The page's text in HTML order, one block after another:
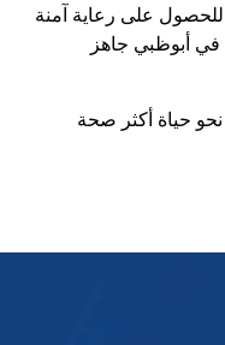
للحصول على رعاية آمنة
في أبوظبي جاهز
نحو حياة أكثر صحة